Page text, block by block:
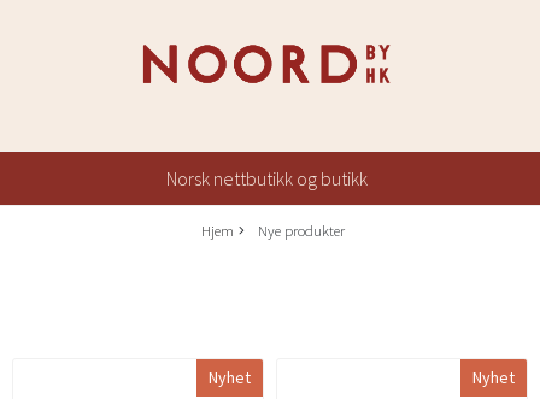
Norsk nettbutikk og butikk
Hjem Nye produkter
Nyhet Nyhet